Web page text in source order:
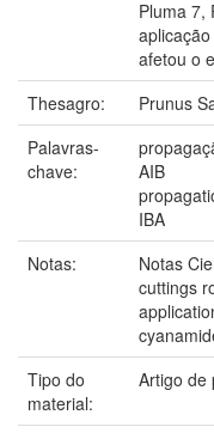
Pluma 7,
afetou o
Thesagro:
Prunus
Palavras-
chave:
AIB
IBA
Notas:
Notas
cuttings
Tipo do
material:
Artigo de